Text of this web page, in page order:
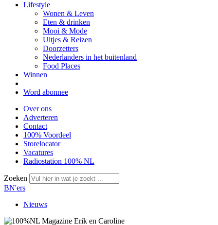
Lifestyle
Wonen & Leven
Eten & drinken
Mooi & Mode
Uitjes & Reizen
Doorzetters
Nederlanders in het buitenland
Food Places
Winnen
Word abonnee
Over ons
Adverteren
Contact
100% Voordeel
Storelocator
Vacatures
Radiostation 100% NL
Zoeken
BN'ers
Nieuws